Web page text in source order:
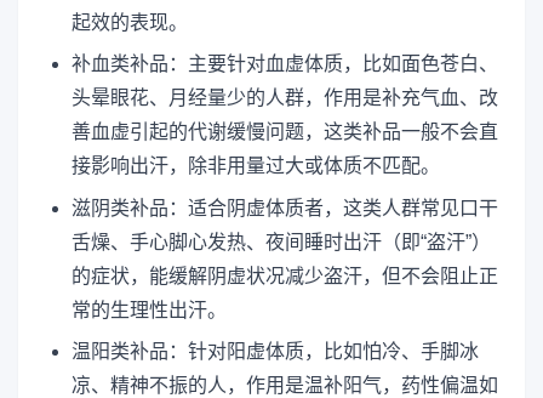
起效的表现。
补血类补品：主要针对血虚体质，比如面色苍白、
头晕眼花、月经量少的人群，作用是补充气血、改
善血虚引起的代谢缓慢问题，这类补品一般不会直
接影响出汗，除非用量过大或体质不匹配。
滋阴类补品：适合阴虚体质者，这类人群常见口干
舌燥、手心脚心发热、夜间睡时出汗（即“盗汗”）
的症状，能缓解阴虚状况减少盗汗，但不会阻止正
常的生理性出汗。
温阳类补品：针对阳虚体质，比如怕冷、手脚冰
凉、精神不振的人，作用是温补阳气，药性偏温如